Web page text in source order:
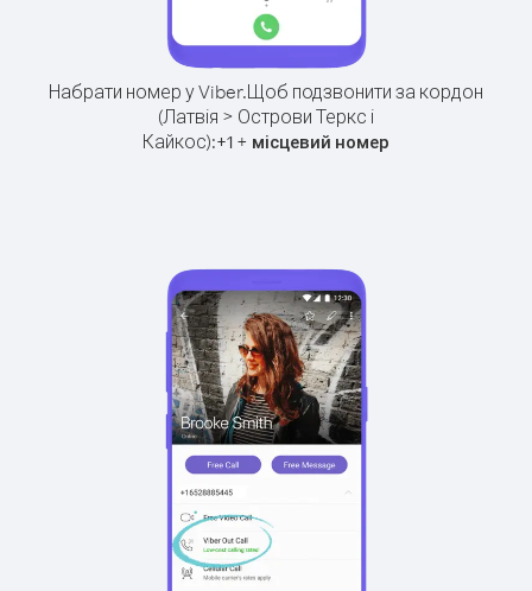
Набрати номер у Viber.Щоб подзвонити за кордон
(Латвія > Острови Теркс і
Кайкос):+1 + місцевий номер